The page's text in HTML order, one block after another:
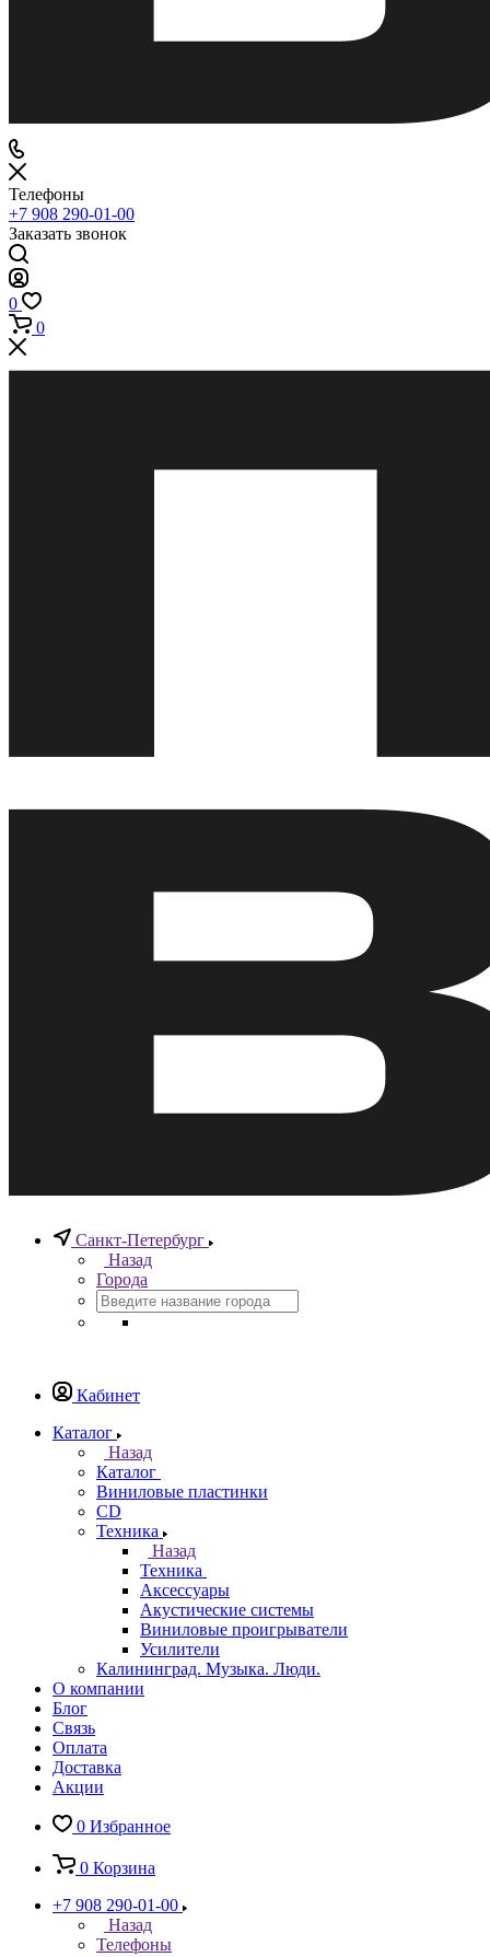
Телефоны
+7 908 290-01-00
Заказать звонок
0
0
Санкт-Петербург
Назад
Города
Кабинет
Каталог
Назад
Каталог
Виниловые пластинки
CD
Техника
Назад
Техника
Аксессуары
Акустические системы
Виниловые проигрыватели
Усилители
Калининград. Музыка. Люди.
О компании
Блог
Связь
Оплата
Доставка
Акции
0 Избранное
0 Корзина
+7 908 290-01-00
Назад
Телефоны